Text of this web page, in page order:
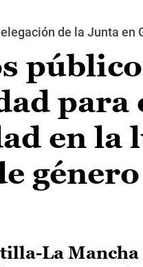
de la Junta en
para
en la
género
La